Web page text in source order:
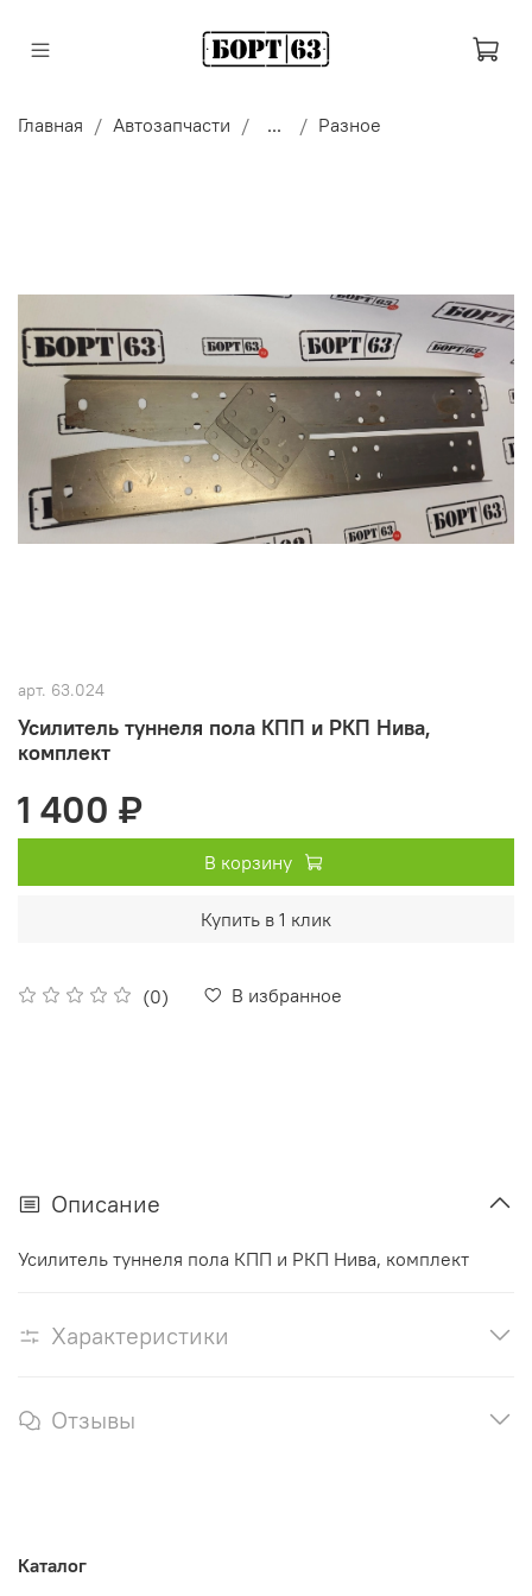
Главная Автозапчасти ... Разное
арт. 63.024
Усилитель туннеля пола КПП и РКП Нива,
комплект
(0) В избранное
1 400 ₽
В корзину
Купить в 1 клик
Описание
Усилитель туннеля пола КПП и РКП Нива, комплект
Характеристики
Отзывы
Каталог